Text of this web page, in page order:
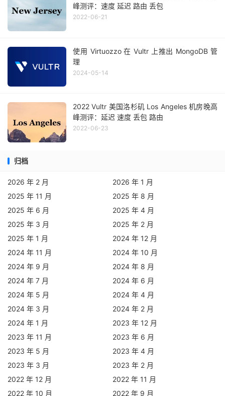
峰测评：速度 延迟 路由 丢包
2022-06-21
使用 Virtuozzo 在 Vultr 上推出 MongoDB 管
理
2024-05-14
2022 Vultr 美国洛杉矶 Los Angeles 机房晚高
峰测评：延迟 速度 丢包 路由
2022-06-23
归档
2026 年 2 月
2026 年 1 月
2025 年 11 月
2025 年 8 月
2025 年 6 月
2025 年 4 月
2025 年 3 月
2025 年 2 月
2025 年 1 月
2024 年 12 月
2024 年 11 月
2024 年 10 月
2024 年 9 月
2024 年 8 月
2024 年 7 月
2024 年 6 月
2024 年 5 月
2024 年 4 月
2024 年 3 月
2024 年 2 月
2024 年 1 月
2023 年 12 月
2023 年 11 月
2023 年 6 月
2023 年 5 月
2023 年 4 月
2023 年 3 月
2023 年 2 月
2022 年 12 月
2022 年 11 月
2022 年 10 月
2022 年 9 月